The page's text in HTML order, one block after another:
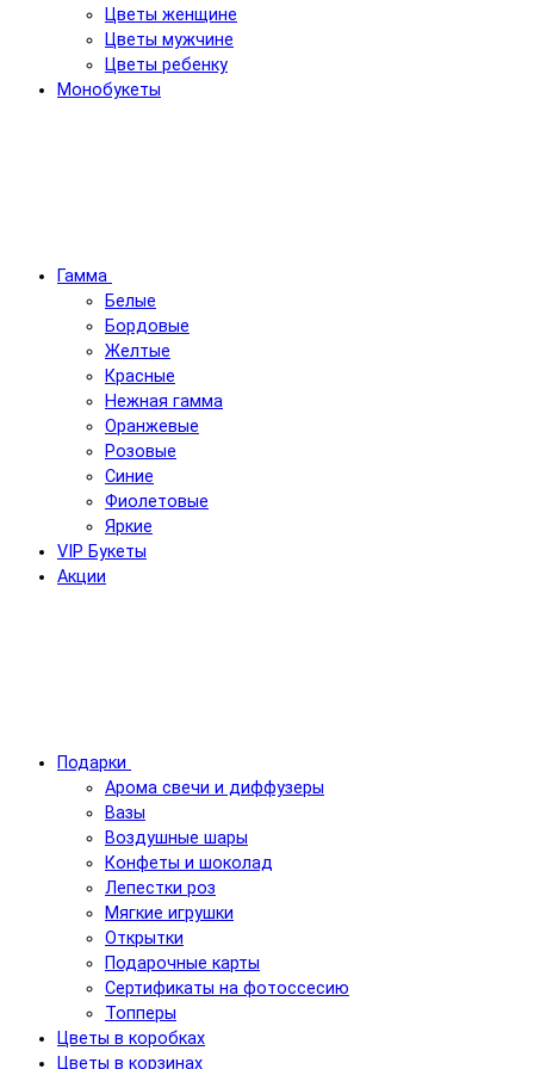
Цветы женщине
Цветы мужчине
Цветы ребенку
Монобукеты
Гамма
Белые
Бордовые
Желтые
Красные
Нежная гамма
Оранжевые
Розовые
Синие
Фиолетовые
Яркие
VIP Букеты
Акции
Подарки
Арома свечи и диффузеры
Вазы
Воздушные шары
Конфеты и шоколад
Лепестки роз
Мягкие игрушки
Открытки
Подарочные карты
Сертификаты на фотоссесию
Топперы
Цветы в коробках
Цветы в корзинах